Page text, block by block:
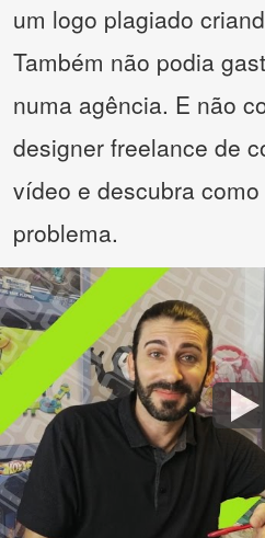
um logo plagiado
Também não podia
numa agência. E não
designer freelance de
vídeo e descubra
problema.